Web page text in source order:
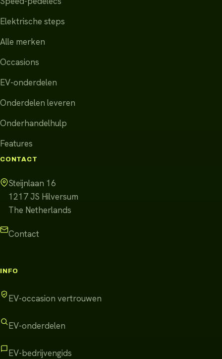
Elektrische steps
Alle merken
Occasions
EV-onderdelen
Onderdelen leveren
Onderhandelhulp
Features
CONTACT
Steijnlaan 16
1217 JS Hilversum
The Netherlands
Contact
INFO
EV-occasion vertrouwen
EV-onderdelen
EV-bedrijvengids